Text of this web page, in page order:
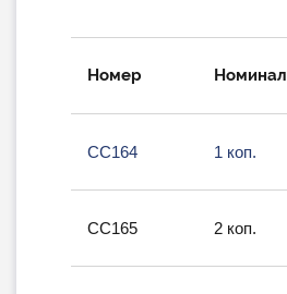
Номер Номинал
СС164 1 коп.
СС165 2 коп.